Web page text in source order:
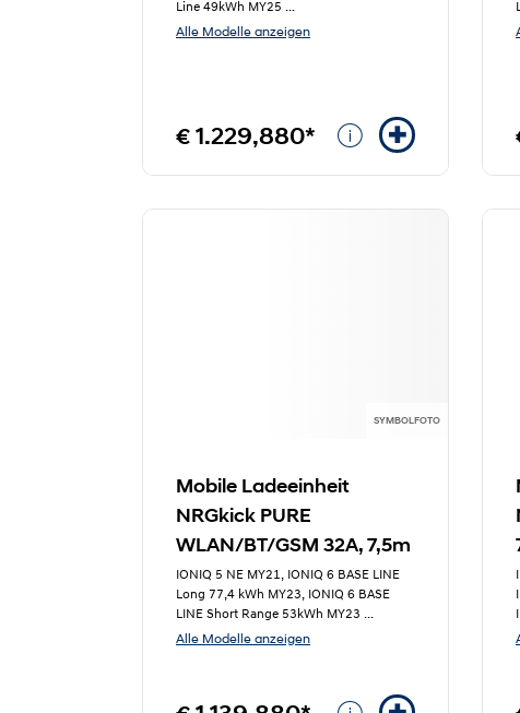
Line 49kWh MY25 ...
Alle Modelle anzeigen
€ 1.229,880*
SYMBOLFOTO
Mobile Ladeeinheit
NRGkick PURE
WLAN/BT/GSM 32A, 7,5m
IONIQ 5 NE MY21, IONIQ 6 BASE LINE
Long 77,4 kWh MY23, IONIQ 6 BASE
LINE Short Range 53kWh MY23 ...
Alle Modelle anzeigen